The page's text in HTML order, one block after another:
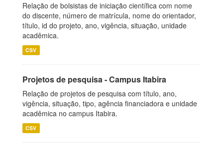
Relação de bolsistas de iniciação científica com nome
do discente, número de matrícula, nome do orientador,
título, id do projeto, ano, vigência, situação, unidade
acadêmica.
CSV
Projetos de pesquisa - Campus Itabira
Relação de projetos de pesquisa com título, ano,
vigência, situação, tipo, agência financiadora e unidade
acadêmica no campus Itabira.
CSV